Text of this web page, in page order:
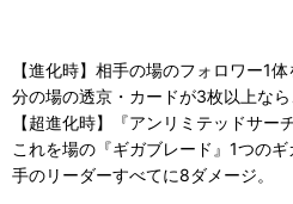
【進化時】相手の場のフォロワー1
分の場の透京・カードが3枚以上なら
【超進化時】『アンリミテッドサー
これを場の『ギガブレード』1つの
手のリーダーすべてに8ダメージ。